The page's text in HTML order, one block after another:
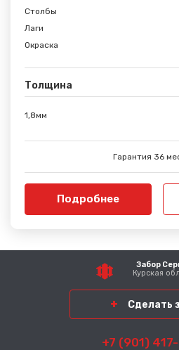
Столбы
Лаги
Окраска
Толщина
1,8мм
Гарантия 36
Подробнее
Забор
Курская
Сделать
+7 (901)